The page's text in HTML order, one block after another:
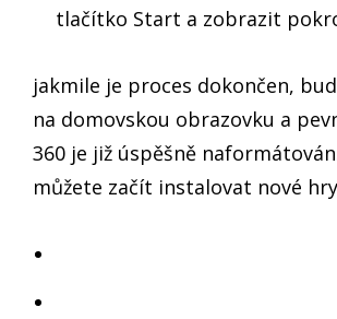
tlačítko Start a zobrazit
jakmile je proces dokončen,
na domovskou obrazovku a
360 je již úspěšně
můžete začít instalovat nové